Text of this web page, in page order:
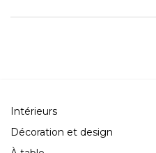
Intérieurs
Décoration et design